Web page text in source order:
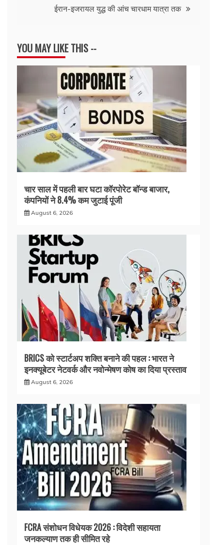
ईरान-इजरायल युद्ध की आंच चारधाम यात्रा तक
YOU MAY LIKE THIS --
चार साल में पहली बार घटा कॉरपोरेट बॉन्ड बाजार,
कंपनियों ने 8.4% कम जुटाई पूंजी
August 6, 2026
BRICS को स्टार्टअप शक्ति बनाने की पहल : भारत ने
इनक्यूबेटर नेटवर्क और नवोन्मेषण कोष का दिया प्रस्ताव
August 6, 2026
FCRA संशोधन विधेयक 2026 : विदेशी सहायता
जनकल्याण तक ही सीमित रहे